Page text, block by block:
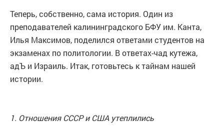
Теперь, собственно, сама история. Один из
преподавателей калининградского БФУ им. Канта,
Илья Максимов, поделился ответами студентов на
экзаменах по политологии. В ответах-чад кутежа,
адЪ и Израиль. Итак, готовьтесь к тайнам нашей
истории.
1. Отношения СССР и США утеплились